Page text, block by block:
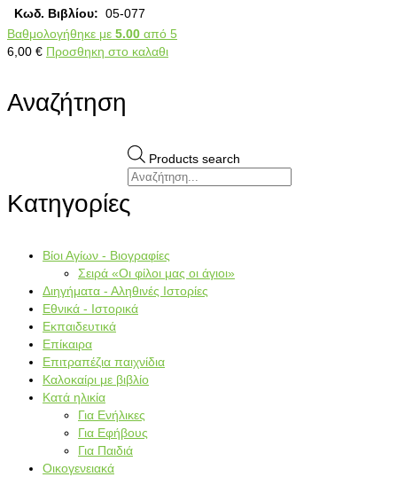
Κωδ. Βιβλίου: 05-077
Βαθμολογήθηκε με 5.00 από 5
6,00 € Προσθηκη στο καλαθι
Αναζήτηση
Products search
Κατηγορίες
Βίοι Αγίων - Βιογραφίες
Σειρά «Οι φίλοι μας οι άγιοι»
Διηγήματα - Αληθινές Ιστορίες
Εθνικά - Ιστορικά
Εκπαιδευτικά
Επίκαιρα
Επιτραπέζια παιχνίδια
Καλοκαίρι με βιβλίο
Κατά ηλικία
Για Ενήλικες
Για Εφήβους
Για Παιδιά
Οικογενειακά